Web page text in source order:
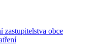
zastupitelstva obce